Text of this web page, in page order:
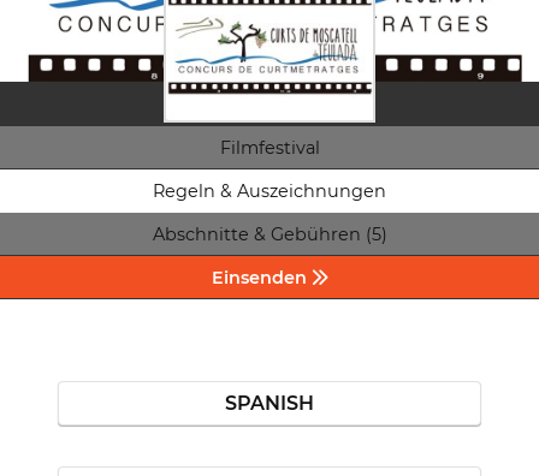
Filmfestival
Regeln & Auszeichnungen
Abschnitte & Gebühren (5)
Einsenden
SPANISH